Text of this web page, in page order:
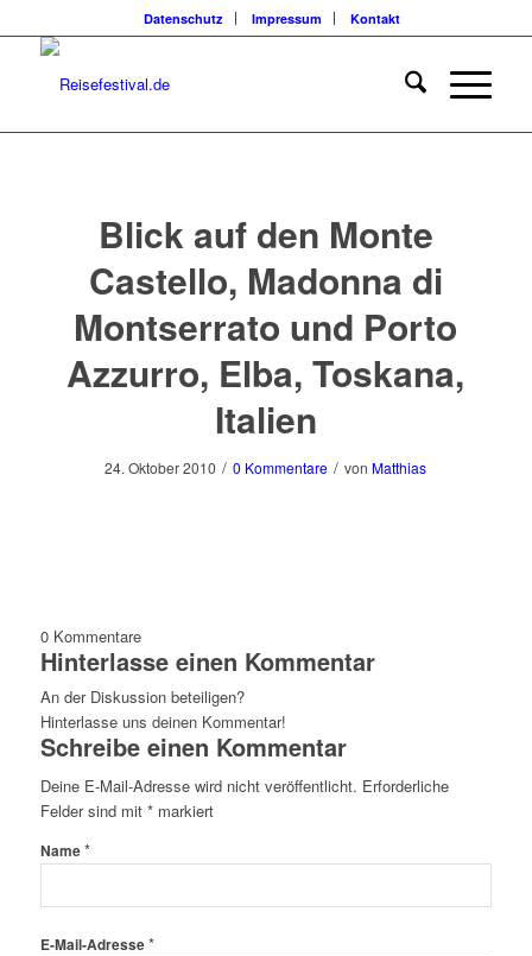
Datenschutz Impressum Kontakt
Blick auf den Monte
Castello, Madonna di
Montserrato und Porto
Azzurro, Elba, Toskana,
Italien
24. Oktober 2010 / 0 Kommentare / von Matthias
0 Kommentare
Hinterlasse einen Kommentar
An der Diskussion beteiligen?
Hinterlasse uns deinen Kommentar!
Schreibe einen Kommentar
Deine E-Mail-Adresse wird nicht veröffentlicht. Erforderliche
Felder sind mit *markiert
Name*
E-Mail-Adresse*